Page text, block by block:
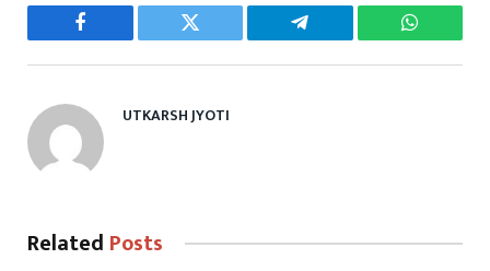
Facebook Twitter Telegram
UTKARSH JYOTI
Related Posts